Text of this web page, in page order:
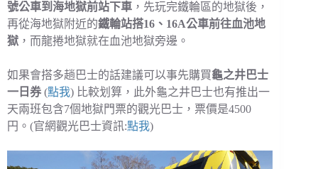
號公車到海地獄前站下車 ，先玩完鐵輪區的地獄後，
再從海地獄附近的鐵輪站搭16、16A公車前往血池地
獄 ，而龍捲地獄就在血池地獄旁邊。
如果會搭多趟巴士的話建議可以事先購買龜之井巴士
一日券(點我) 比較划算，此外龜之井巴士也有推出一
天兩班包含7個地獄門票的觀光巴士，票價是4500
円。(官網觀光巴士資訊:點我)